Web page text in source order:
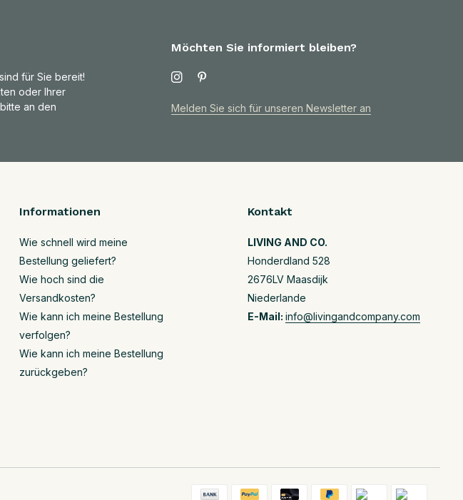
für Sie bereit!
oder Ihrer
an den
Möchten Sie informiert bleiben?
Melden Sie sich für unseren Newsletter an
Informationen
Wie schnell wird meine
Bestellung geliefert?
Wie hoch sind die
Versandkosten?
Wie kann ich meine Bestellung
verfolgen?
Wie kann ich meine Bestellung
zurückgeben?
Kontakt
LIVING AND CO.
Honderdland 528
2676LV Maasdijk
Niederlande
E-Mail: info@livingandcompany.com